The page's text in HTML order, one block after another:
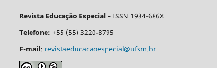
Revista Educação Especial – ISSN 1984-686X
Telefone: +55 (55) 3220-8795
E-mail: revistaeducacaoespecial@ufsm.br